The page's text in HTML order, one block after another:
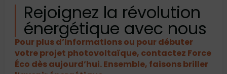
Rejoignez la révolution
énergétique avec nous
Pour plus d’informations ou pour débuter
votre projet photovoltaïque, contactez Force
Éco dès aujourd’hui. Ensemble, faisons briller